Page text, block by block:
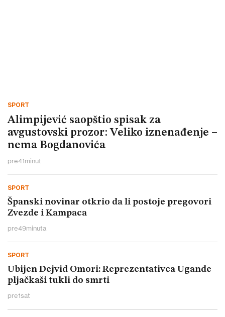
SPORT
Alimpijević saopštio spisak za
avgustovski prozor: Veliko iznenađenje –
nema Bogdanovića
pre41minut
SPORT
Španski novinar otkrio da li postoje pregovori
Zvezde i Kampaca
pre49minuta
SPORT
Ubijen Dejvid Omori: Reprezentativca Ugande
pljačkaši tukli do smrti
pre1sat